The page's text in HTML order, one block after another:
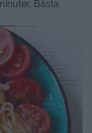
Bästa